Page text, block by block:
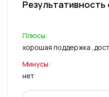
Результативность
Плюсы:
хорошая поддержка
Минусы:
нет